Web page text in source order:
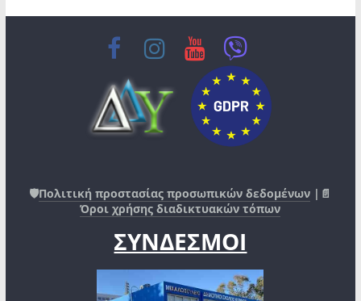
🛡️Πολιτική προστασίας προσωπικών δεδομένων |📄
Όροι χρήσης διαδικτυακών τόπων
ΣΥΝΔΕΣΜΟΙ